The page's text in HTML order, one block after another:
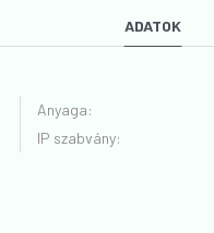
ADATOK
Anyaga:
IP szabvány: